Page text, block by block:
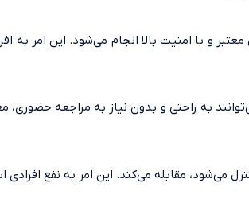
معتبر و با امنیت بالا انجام می‌شود. این
به راحتی و بدون نیاز به مراجعه حضوری،
می‌شود، مقابله می‌کند. این امر به نفع افرادی